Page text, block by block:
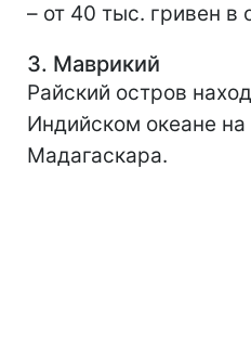
– от 40 тыс. гривен в
3. Маврикий
Райский остров
Индийском океане на
Мадагаскара.